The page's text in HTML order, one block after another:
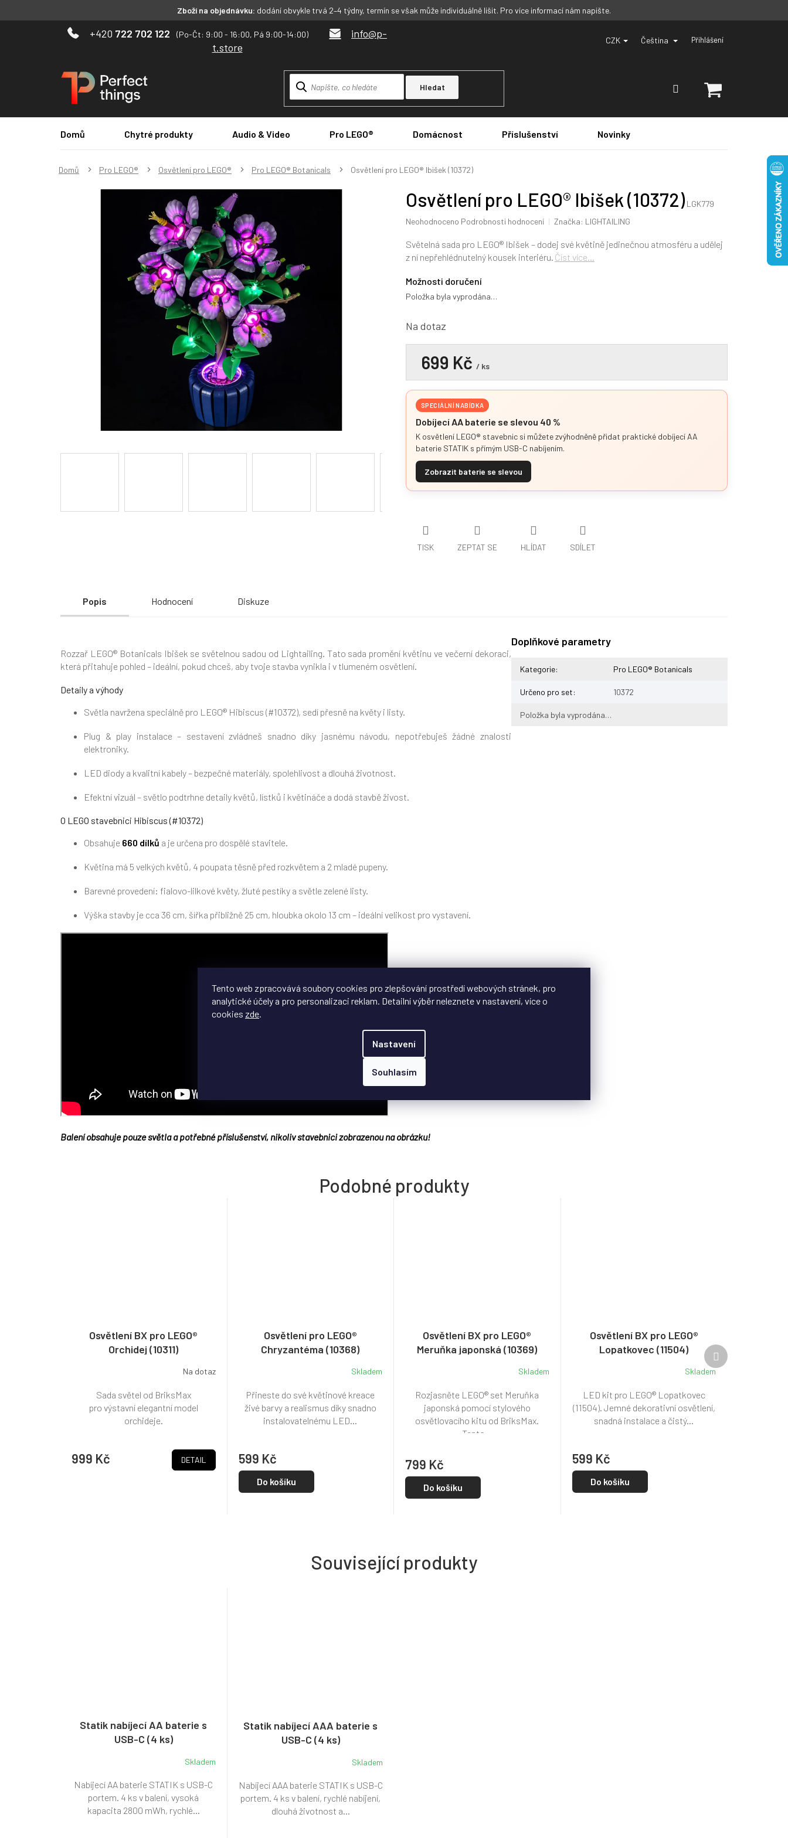
Zboží na objednávku: dodání obvykle trvá 2–4 týdny, termín se však může individuálně lišit. Pro více informací nám napište.
Tento web zpracovává soubory cookies pro zlepšování prostředí webových stránek, pro
analytické účely a pro personalizaci reklam. Detailní výběr neleznete v nastavení, více o
cookies zde.
Nastavení
Souhlasím
722 702 122
info@p-
t.store
CZK Čeština Přihlášení
Hledat
KOŠÍK
Domů
Chytré produkty Audio & Video Pro LEGO® Domácnost Příslušenství Novinky
Domů Pro LEGO® Osvětlení pro LEGO® Pro LEGO® Botanicals Osvětlení pro LEGO® Ibišek (10372)
Na dotaz
Možnosti doručení
Položka byla vyprodána…
Světelná sada pro LEGO® Ibišek – dodej své květině jedinečnou atmosféru a udělej
z ní nepřehlédnutelný kousek interiéru. Číst více...
SPECIÁLNÍ NABÍDKA
Dobíjecí AA baterie se slevou 40 %
K osvětlení LEGO® stavebnic si můžete zvýhodněně přidat praktické dobíjecí AA
baterie STATIK s přímým USB-C nabíjením.
Zobrazit baterie se slevou
TISK ZEPTAT SE HLÍDAT SDÍLET
Osvětlení pro LEGO® Ibišek (10372) LGK779
Průměrné
produktu
je
z
5
hvězdiček.
Neohodnoceno Podrobnosti hodnocení Značka: LIGHTAILING
699 Kč / ks
Související produkty
Statik nabíjecí AA baterie s
USB-C (4 ks)
Skladem
Nabíjecí AA baterie STATIK s USB-C
portem. 4 ks v balení, vysoká
kapacita 2800 mWh, rychlé...
Statik nabíjecí AAA baterie s
USB-C (4 ks)
Skladem
Nabíjecí AAA baterie STATIK s USB-C
portem. 4 ks v balení, rychlé nabíjení,
dlouhá životnost a...
Popis Hodnocení Diskuze
Rozzař LEGO® Botanicals Ibišek se světelnou sadou od Lightailing. Tato sada promění květinu ve večerní dekoraci,
která přitahuje pohled – ideální, pokud chceš, aby tvoje stavba vynikla i v tlumeném osvětlení.
Detaily a výhody
Světla navržena speciálně pro LEGO® Hibiscus (#10372), sedí přesně na květy i listy.
Plug & play instalace – sestavení zvládneš snadno díky jasnému návodu, nepotřebuješ žádné znalosti
elektroniky.
LED diody a kvalitní kabely – bezpečné materiály, spolehlivost a dlouhá životnost.
Efektní vizuál – světlo podtrhne detaily květů, lístků i květináče a dodá stavbě živost.
O LEGO stavebnici Hibiscus (#10372)
Obsahuje 660 dílků a je určena pro dospělé stavitele.
Květina má 5 velkých květů, 4 poupata těsně před rozkvětem a 2 mladé pupeny.
Barevné provedení: fialovo-lilkové květy, žluté pestíky a světle zelené listy.
Výška stavby je cca 36 cm, šířka přibližně 25 cm, hloubka okolo 13 cm – ideální velikost pro vystavení.
Balení obsahuje pouze světla a potřebné příslušenství, nikoliv stavebnici zobrazenou na obrázku!
Doplňkové parametry
Kategorie: Pro LEGO® Botanicals
Určeno pro set: 10372
Položka byla vyprodána…
Osvětlení BX pro LEGO®
Orchidej (10311)
Na dotaz
999 Kč DETAIL
Sada světel od BriksMax
pro výstavní elegantní model
orchideje.
Osvětlení pro LEGO®
Chryzantéma (10368)
Skladem
599 Kč
Do košíku
Přineste do své květinové kreace
živé barvy a realismus díky snadno
instalovatelnému LED...
Osvětlení BX pro LEGO®
Meruňka japonská (10369)
Skladem
799 Kč
Do košíku
Rozjasněte LEGO® set Meruňka
japonská pomocí stylového
osvětlovacího kitu od BriksMax.
Tento...
Osvětlení BX pro LEGO®
Lopatkovec (11504)
Skladem
599 Kč
Do košíku
LED kit pro LEGO® Lopatkovec
(11504). Jemné dekorativní osvětlení,
snadná instalace a čistý...
Další
produkt